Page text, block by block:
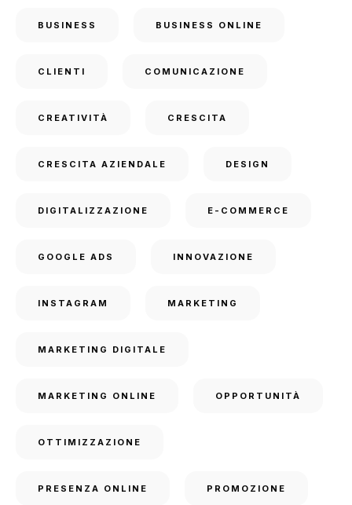
BUSINESS BUSINESS ONLINE
CLIENTI COMUNICAZIONE
CREATIVITÀ CRESCITA
CRESCITA AZIENDALE DESIGN
DIGITALIZZAZIONE E-COMMERCE
GOOGLE ADS INNOVAZIONE
INSTAGRAM MARKETING
MARKETING DIGITALE
MARKETING ONLINE OPPORTUNITÀ
OTTIMIZZAZIONE
PRESENZA ONLINE PROMOZIONE